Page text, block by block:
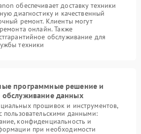
обеспечивает доставку техники
диагностику и качественный
ремонт. Клиенты могут
онлайн. Также
обслуживание для
техники
программные решение и
обслуживание данных
прошивок и инструментов,
пользовательскими данными:
конфиденциальность и
при необходимости